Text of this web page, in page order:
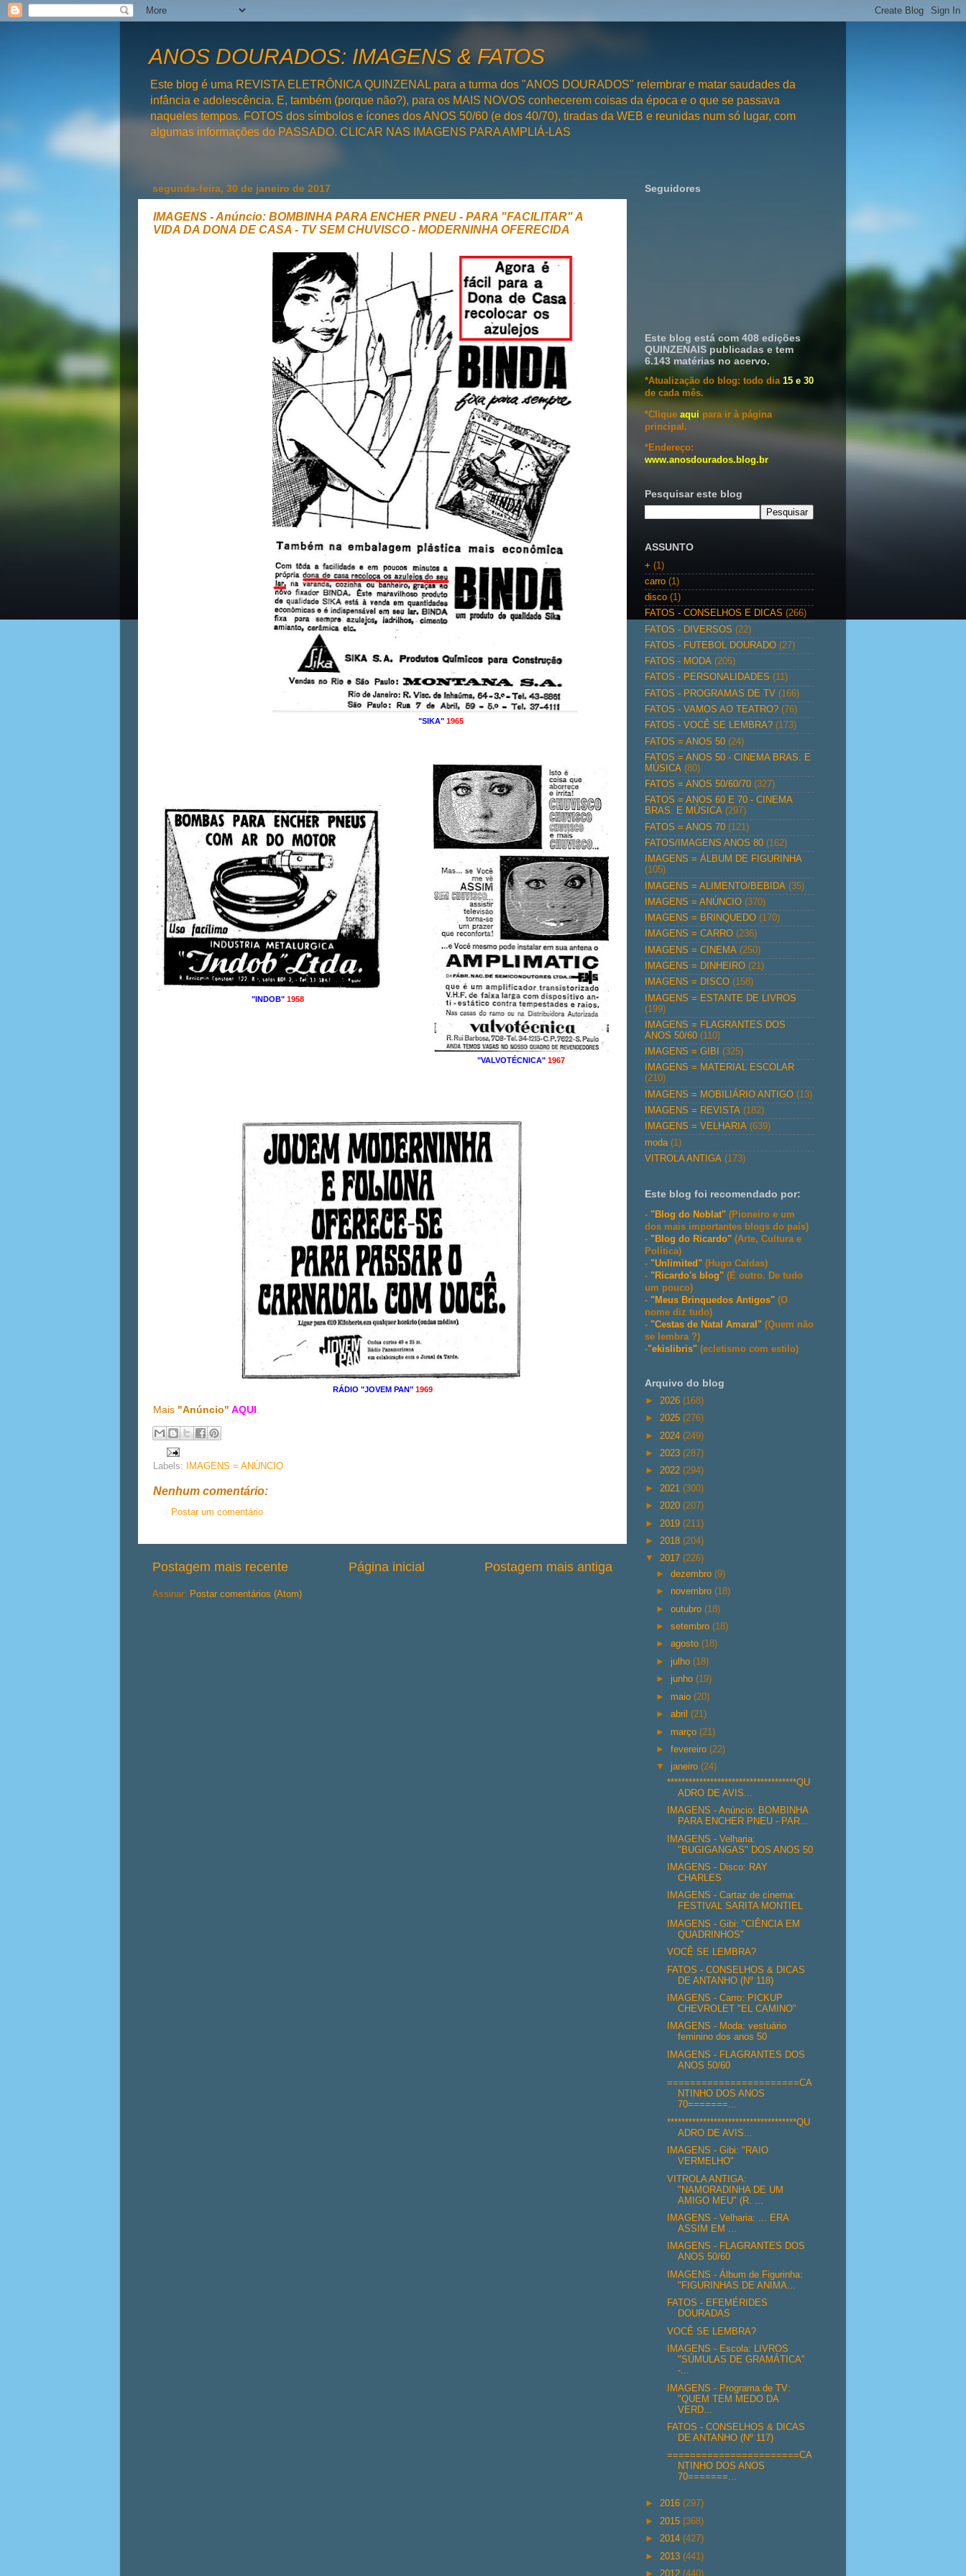
ANOS DOURADOS: IMAGENS & FATOS
Este blog é uma REVISTA ELETRÔNICA QUINZENAL para a turma dos "ANOS DOURADOS" relembrar e matar saudades da
infância e adolescência. E, também (porque não?), para os MAIS NOVOS conhecerem coisas da época e o que se passava
naqueles tempos. FOTOS dos símbolos e ícones dos ANOS 50/60 (e dos 40/70), tiradas da WEB e reunidas num só lugar, com
algumas informações do PASSADO. CLICAR NAS IMAGENS PARA AMPLIÁ-LAS
segunda-feira, 30 de janeiro de 2017
IMAGENS - Anúncio: BOMBINHA PARA ENCHER PNEU - PARA "FACILITAR" A
VIDA DA DONA DE CASA - TV SEM CHUVISCO - MODERNINHA OFERECIDA
"SIKA" 1965
"VALVOTÉCNICA"1967
"INDOB" 1958
RÁDIO "JOVEM PAN"1969
Mais "Anúncio" AQUI
Labels: IMAGENS = ANÚNCIO
Nenhum comentário:
Postar um comentário
Postagem mais recente Postagem mais antiga
Página inicial
Assinar: Postar comentários (Atom)
Seguidores
Este blog está com 408 edições
QUINZENAIS publicadas e tem
6.143 matérias no acervo.
*Atualização do blog: todo dia 15 e 30
de cada mês.
*Clique aqui para ir à página
principal.
*Endereço:
www.anosdourados.blog.br
Pesquisar este blog
ASSUNTO
+ (1)
carro (1)
disco (1)
FATOS - CONSELHOS E DICAS (266)
FATOS - DIVERSOS (22)
FATOS - FUTEBOL DOURADO (27)
FATOS - MODA (205)
FATOS - PERSONALIDADES (11)
FATOS - PROGRAMAS DE TV (166)
FATOS - VAMOS AO TEATRO? (76)
FATOS - VOCÊ SE LEMBRA? (173)
FATOS = ANOS 50 (24)
FATOS = ANOS 50 - CINEMA BRAS. E
MÚSICA (80)
FATOS = ANOS 50/60/70 (327)
FATOS = ANOS 60 E 70 - CINEMA
BRAS. E MÚSICA (297)
FATOS = ANOS 70 (121)
FATOS/IMAGENS ANOS 80 (162)
IMAGENS = ÁLBUM DE FIGURINHA
(105)
IMAGENS = ALIMENTO/BEBIDA (35)
IMAGENS = ANÚNCIO (370)
IMAGENS = BRINQUEDO (170)
IMAGENS = CARRO (236)
IMAGENS = CINEMA (250)
IMAGENS = DINHEIRO (21)
IMAGENS = DISCO (158)
IMAGENS = ESTANTE DE LIVROS
(199)
IMAGENS = FLAGRANTES DOS
ANOS 50/60 (110)
IMAGENS = GIBI
(325)
IMAGENS = MATERIAL ESCOLAR
(210)
IMAGENS = MOBILIÁRIO ANTIGO (13)
IMAGENS = REVISTA (182)
IMAGENS = VELHARIA (639)
moda (1)
VITROLA ANTIGA (173)
Este blog foi recomendado por:
- "Blog do Noblat" (Pioneiro e um
dos mais importantes blogs do país)
- "Blog do Ricardo" (Arte, Cultura e
Política)
- "Unlimited" (Hugo Caldas)
- "Ricardo's blog" (É outro. De tudo
um pouco)
- "Meus Brinquedos Antigos" (O
nome diz tudo)
- "Cestas de Natal Amaral" (Quem não
se lembra ?)
-"ekislibris" (ecletismo com estilo)
Arquivo do blog
► 2026 (168)
► 2025 (276)
► 2024 (249)
► 2023 (287)
► 2022 (294)
► 2021 (300)
► 2020 (207)
► 2019 (211)
► 2018 (204)
▼ 2017 (226)
►dezembro(9)
► novembro(18)
►outubro(18)
►setembro(18)
►agosto(18)
►julho(18)
►junho(19)
► maio(20)
►abril(21)
► março(21)
►fevereiro(22)
▼janeiro(24)
************************************QU
ADRO DE AVIS...
IMAGENS - Anúncio: BOMBINHA
PARA ENCHER PNEU - PAR...
IMAGENS - Velharia:
"BUGIGANGAS" DOS ANOS 50
IMAGENS - Disco: RAY
CHARLES
IMAGENS - Cartaz de cinema:
FESTIVAL SARITA MONTIEL
IMAGENS - Gibi: "CIÊNCIA EM
QUADRINHOS"
VOCÊ SE LEMBRA?
FATOS - CONSELHOS & DICAS
DE ANTANHO (Nº 118)
IMAGENS - Carro: PICKUP
CHEVROLET "EL CAMINO"
IMAGENS - Moda: vestuário
feminino dos anos 50
IMAGENS - FLAGRANTES DOS
ANOS 50/60
=======================CA
NTINHO DOS ANOS
70=======...
************************************QU
ADRO DE AVIS...
IMAGENS - Gibi: "RAIO
VERMELHO"
VITROLA ANTIGA:
"NAMORADINHA DE UM
AMIGO MEU" (R. ...
IMAGENS - Velharia: ... ERA
ASSIM EM ...
IMAGENS - FLAGRANTES DOS
ANOS 50/60
IMAGENS - Álbum de Figurinha:
"FIGURINHAS DE ANIMA...
FATOS - EFEMÉRIDES
DOURADAS
VOCÊ SE LEMBRA?
IMAGENS - Escola: LIVROS
"SÚMULAS DE GRAMÁTICA"
-...
IMAGENS - Programa de TV:
"QUEM TEM MEDO DA
VERD...
FATOS - CONSELHOS & DICAS
DE ANTANHO (Nº 117)
=======================CA
NTINHO DOS ANOS
70=======...
► 2016 (297)
► 2015 (368)
► 2014 (427)
► 2013 (441)
► 2012 (440)